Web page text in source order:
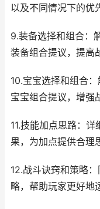
以及不同情况下的优
9.装备选择和组合：
装备组合提议，提高
10.宝宝选择和组合
宝宝组合提议，增强
11.技能加点思路：
果，为加点提供合理
12.战斗诀窍和策略
略，帮助玩家更好地